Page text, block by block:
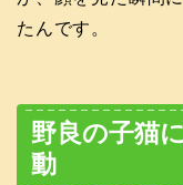
たんです。
野良の子猫
動